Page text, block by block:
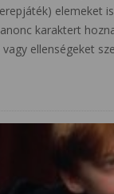
karaktert
ellenségeket